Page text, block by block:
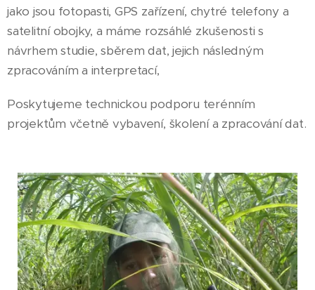
jako jsou fotopasti, GPS zařízení, chytré telefony a
satelitní obojky, a máme rozsáhlé zkušenosti s
návrhem studie, sběrem dat, jejich následným
zpracováním a interpretací,
Poskytujeme technickou podporu terénním
projektům včetně vybavení, školení a zpracování dat.